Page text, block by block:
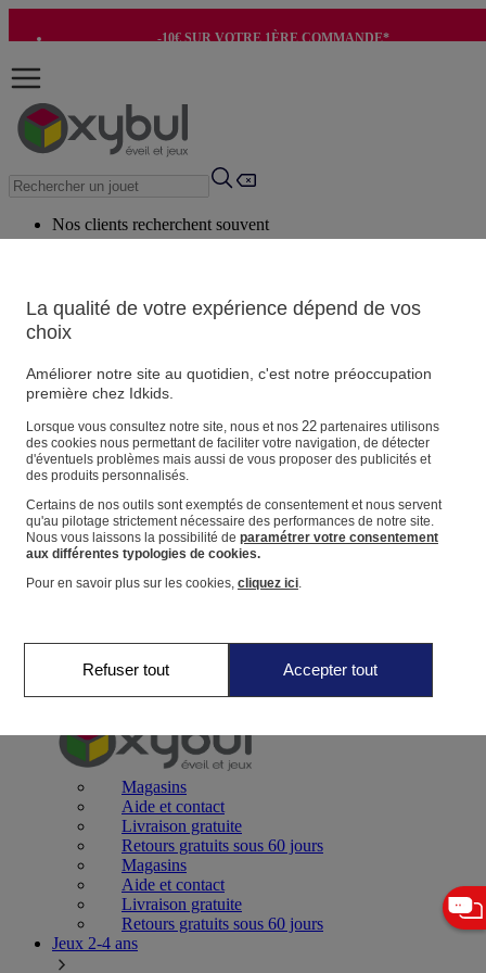
-10€ SUR VOTRE 1ÈRE COMMANDE*
Nos clients recherchent souvent
Conseils suggérés
Produits suggérés
Vos informations personnelles
Suivre une commande
Magasin
Panier
Favoris
Jeux 0-2 ans
Magasins
Aide et contact
Livraison gratuite
Retours gratuits sous 60 jours
Magasins
Aide et contact
Livraison gratuite
Retours gratuits sous 60 jours
Jeux 2-4 ans
La qualité de votre expérience dépend de vos
choix
Améliorer notre site au quotidien, c'est notre préoccupation
première chez Idkids.
Lorsque vous consultez notre site, nous et nos 22partenaires utilisons
des cookies nous permettant de faciliter votre navigation, de détecter
d'éventuels problèmes mais aussi de vous proposer des publicités et
des produits personnalisés.
Certains de nos outils sont exemptés de consentement et nous servent
qu'au pilotage strictement nécessaire des performances de notre site.
Nous vous laissons la possibilité de paramétrer votre consentement
aux différentes typologies de cookies.
Pour en savoir plus sur les cookies, cliquez ici.
Refuser tout Accepter tout